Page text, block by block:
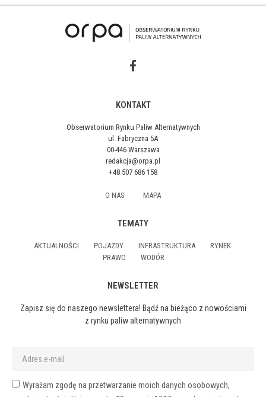
KONTAKT
Obserwatorium Rynku Paliw Alternatywnych
ul. Fabryczna 5A
00-446 Warszawa
redakcja@orpa.pl
+48 507 686 158
O NAS MAPA
TEMATY
AKTUALNOŚCI POJAZDY INFRASTRUKTURA
RYNEK
PRAWO
WODÓR
NEWSLETTER
Zapisz się do naszego newslettera! Bądź na bieżąco z nowościami
z rynku paliw alternatywnych
Wyrażam zgodę na przetwarzanie moich danych osobowych,